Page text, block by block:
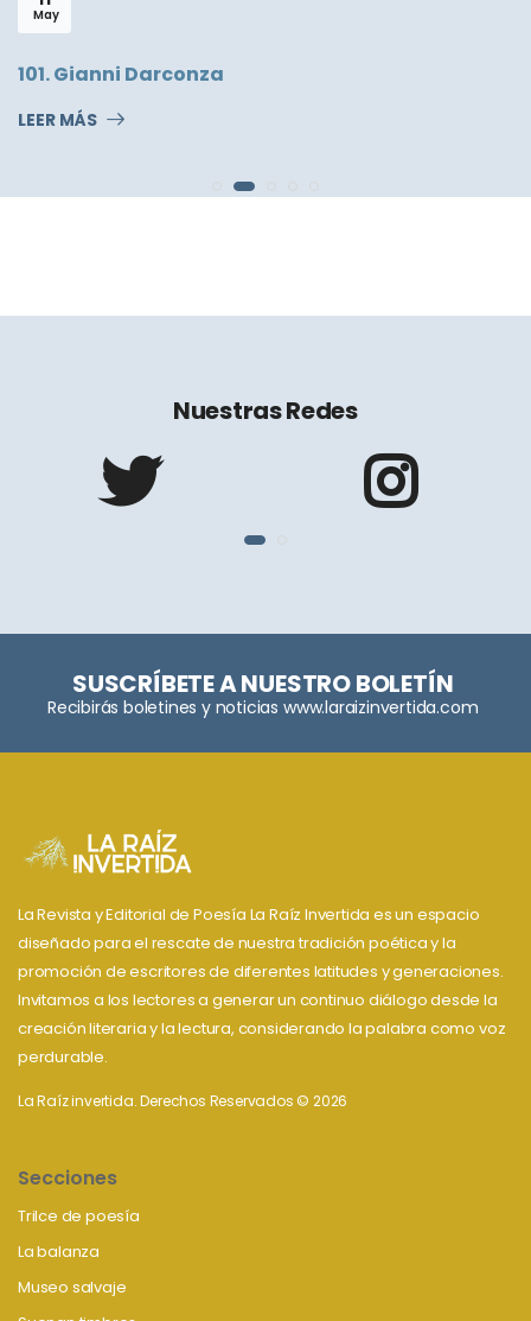
Pequeña historia de la fotografía
LEER MÁS
Nuestras Redes
SUSCRÍBETE A NUESTRO BOLETÍN
Recibirás boletines y noticias www.laraizinvertida.com
La Revista y Editorial de Poesía La Raíz Invertida es un espacio
diseñado para el rescate de nuestra tradición poética y la
promoción de escritores de diferentes latitudes y generaciones.
Invitamos a los lectores a generar un continuo diálogo desde la
creación literaria y la lectura, considerando la palabra como voz
perdurable.
La Raíz invertida. Derechos Reservados © 2026
Secciones
Trilce de poesía
La balanza
Museo salvaje